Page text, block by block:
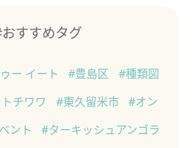
すすめタグ
ー イート #豊島区
#種類図
チワワ #東久留米市
#オン
ント
#ターキッシュアンゴラ